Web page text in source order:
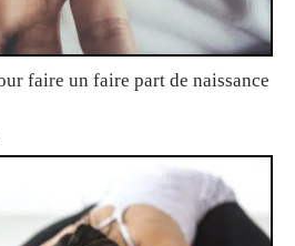
faire un faire part de naissance